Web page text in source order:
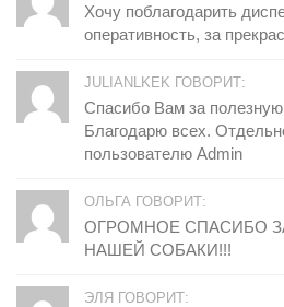
Хочу поблагодарить
оперативность, за
JULIANLKEK ГОВОРИТ:
Спасибо Вам за
Благодарю всех.
пользователю Admin
ОЛЬГА ГОВОРИТ:
ОГРОМНОЕ СПАСИБО
НАШЕЙ СОБАКИ!!!
ЭЛЯ ГОВОРИТ: